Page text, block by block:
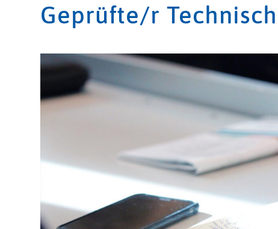
Geprüfte/r